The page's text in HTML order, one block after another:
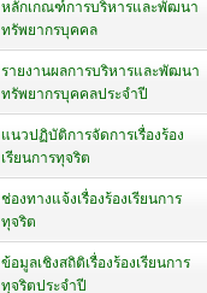
หลักเกณฑ์การบริหารและพัฒนา
ทรัพยากรบุคคล
รายงานผลการบริหารและพัฒนา
ทรัพยากรบุคคลประจำปี
แนวปฏิบัติการจัดการเรื่องร้อง
เรียนการทุจริต
ช่องทางแจ้งเรื่องร้องเรียนการ
ทุจริต
ข้อมูลเชิงสถิติเรื่องร้องเรียนการ
ทุจริตประจำปี